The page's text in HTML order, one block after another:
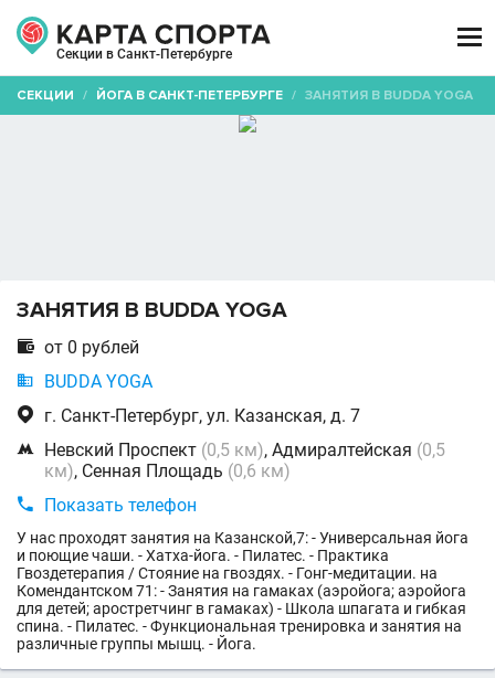
Секции в Санкт-Петербурге

СЕКЦИИ / ЙОГА В САНКТ-ПЕТЕРБУРГЕ / ЗАНЯТИЯ В BUDDA YOGA
ЗАНЯТИЯ В BUDDA YOGA
 от 0 рублей
 BUDDA YOGA
 г. Санкт-Петербург, ул. Казанская, д. 7
 Невский Проспект (0,5 км), Адмиралтейская (0,5
км), Сенная Площадь (0,6 км)
 Показать телефон
У нас проходят занятия на Казанской,7: - Универсальная йога
и поющие чаши. - Хатха-йога. - Пилатес. - Практика
Гвоздетерапия / Стояние на гвоздях. - Гонг-медитации. на
Комендантском 71: - Занятия на гамаках (аэройога; аэройога
для детей; аростретчинг в гамаках) - Школа шпагата и гибкая
спина. - Пилатес. - Функциональная тренировка и занятия на
различные группы мышц. - Йога.